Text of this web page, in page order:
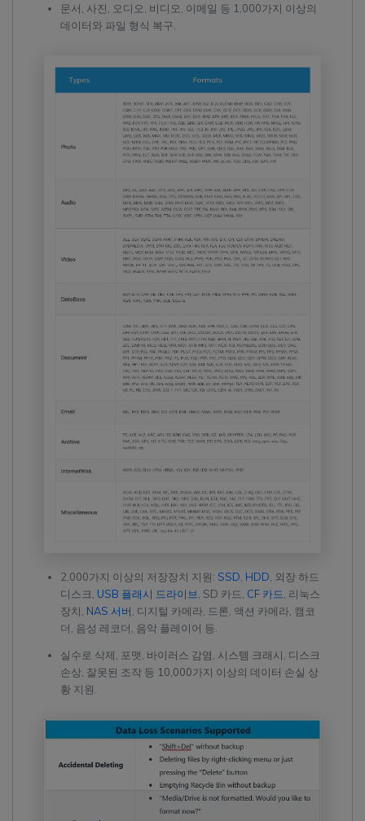
문서, 사진, 오디오, 비디오, 이메일 등 1,000가지 이상의
데이터와 파일 형식 복구.
2,000가지 이상의 저장장치 지원: SSD HDD , 외장 하드
디스크, USB 플래시 드라이브 , SD 카드, CF 카드 , 리눅스
장치, NAS 서버 , 디지털 카메라, 드론, 액션 카메라, 캠코
더, 음성 레코더, 음악 플레이어 등.
실수로 삭제, 포맷, 바이러스 감염, 시스템 크래시, 디스크
손상, 잘못된 조작 등 10,000가지 이상의 데이터 손실 상
황 지원.